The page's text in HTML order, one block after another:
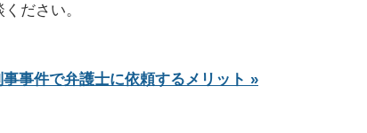
ださい。
事事件で弁護士に依頼するメリット »